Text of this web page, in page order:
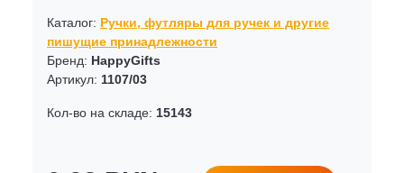
Каталог: Ручки, футляры для ручек и другие
пишущие принадлежности
Бренд: HappyGifts
Артикул: 1107/03
Кол-во на складе: 15143